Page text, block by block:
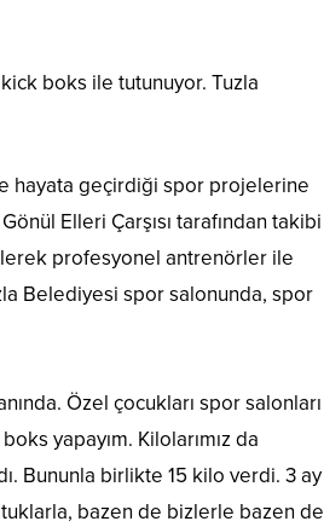
boks ile tutunuyor. Tuzla
hayata geçirdiği spor projelerine
Elleri Çarşısı tarafından takibi
profesyonel antrenörler ile
Belediyesi spor salonunda, spor
Özel çocukları spor salonları
yapayım. Kilolarımız da
Bununla birlikte 15 kilo verdi. 3 ay
bazen de bizlerle bazen de